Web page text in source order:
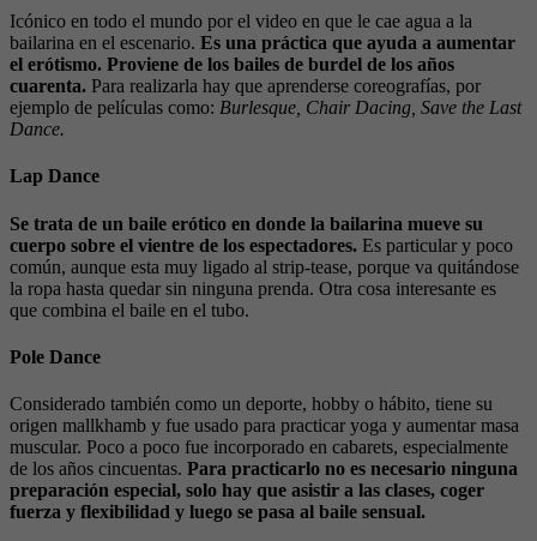
Icónico en todo el mundo por el video en que le cae agua a la
bailarina en el escenario. Es una práctica que ayuda a aumentar
el erótismo. Proviene de los bailes de burdel de los años
cuarenta. Para realizarla hay que aprenderse coreografías, por
ejemplo de películas como: Burlesque, Chair Dacing, Save the Last
Dance.
Lap Dance
Se trata de un baile erótico en donde la bailarina mueve su
cuerpo sobre el vientre de los espectadores. Es particular y poco
común, aunque esta muy ligado al strip-tease, porque va quitándose
la ropa hasta quedar sin ninguna prenda. Otra cosa interesante es
que combina el baile en el tubo.
Pole Dance
Considerado también como un deporte, hobby o hábito, tiene su
origen mallkhamb y fue usado para practicar yoga y aumentar masa
muscular. Poco a poco fue incorporado en cabarets, especialmente
de los años cincuentas. Para practicarlo no es necesario ninguna
preparación especial, solo hay que asistir a las clases, coger
fuerza y flexibilidad y luego se pasa al baile sensual.